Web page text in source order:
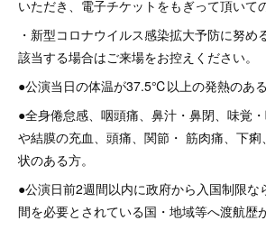
いただき、電子チケットをもぎって頂いて
・新型コロナウイルス感染拡大予防に努め
該当する場合はご来場をお控えください。
●公演当日の体温が37.5℃以上の発熱のある
●全身倦怠感、咽頭痛、鼻汁・鼻閉、味覚
や結膜の充血、頭痛、関節・ 筋肉痛、下
状のある方。
●公演日前2週間以内に政府から入国制限な
間を必要とされている国・地域等へ渡航歴